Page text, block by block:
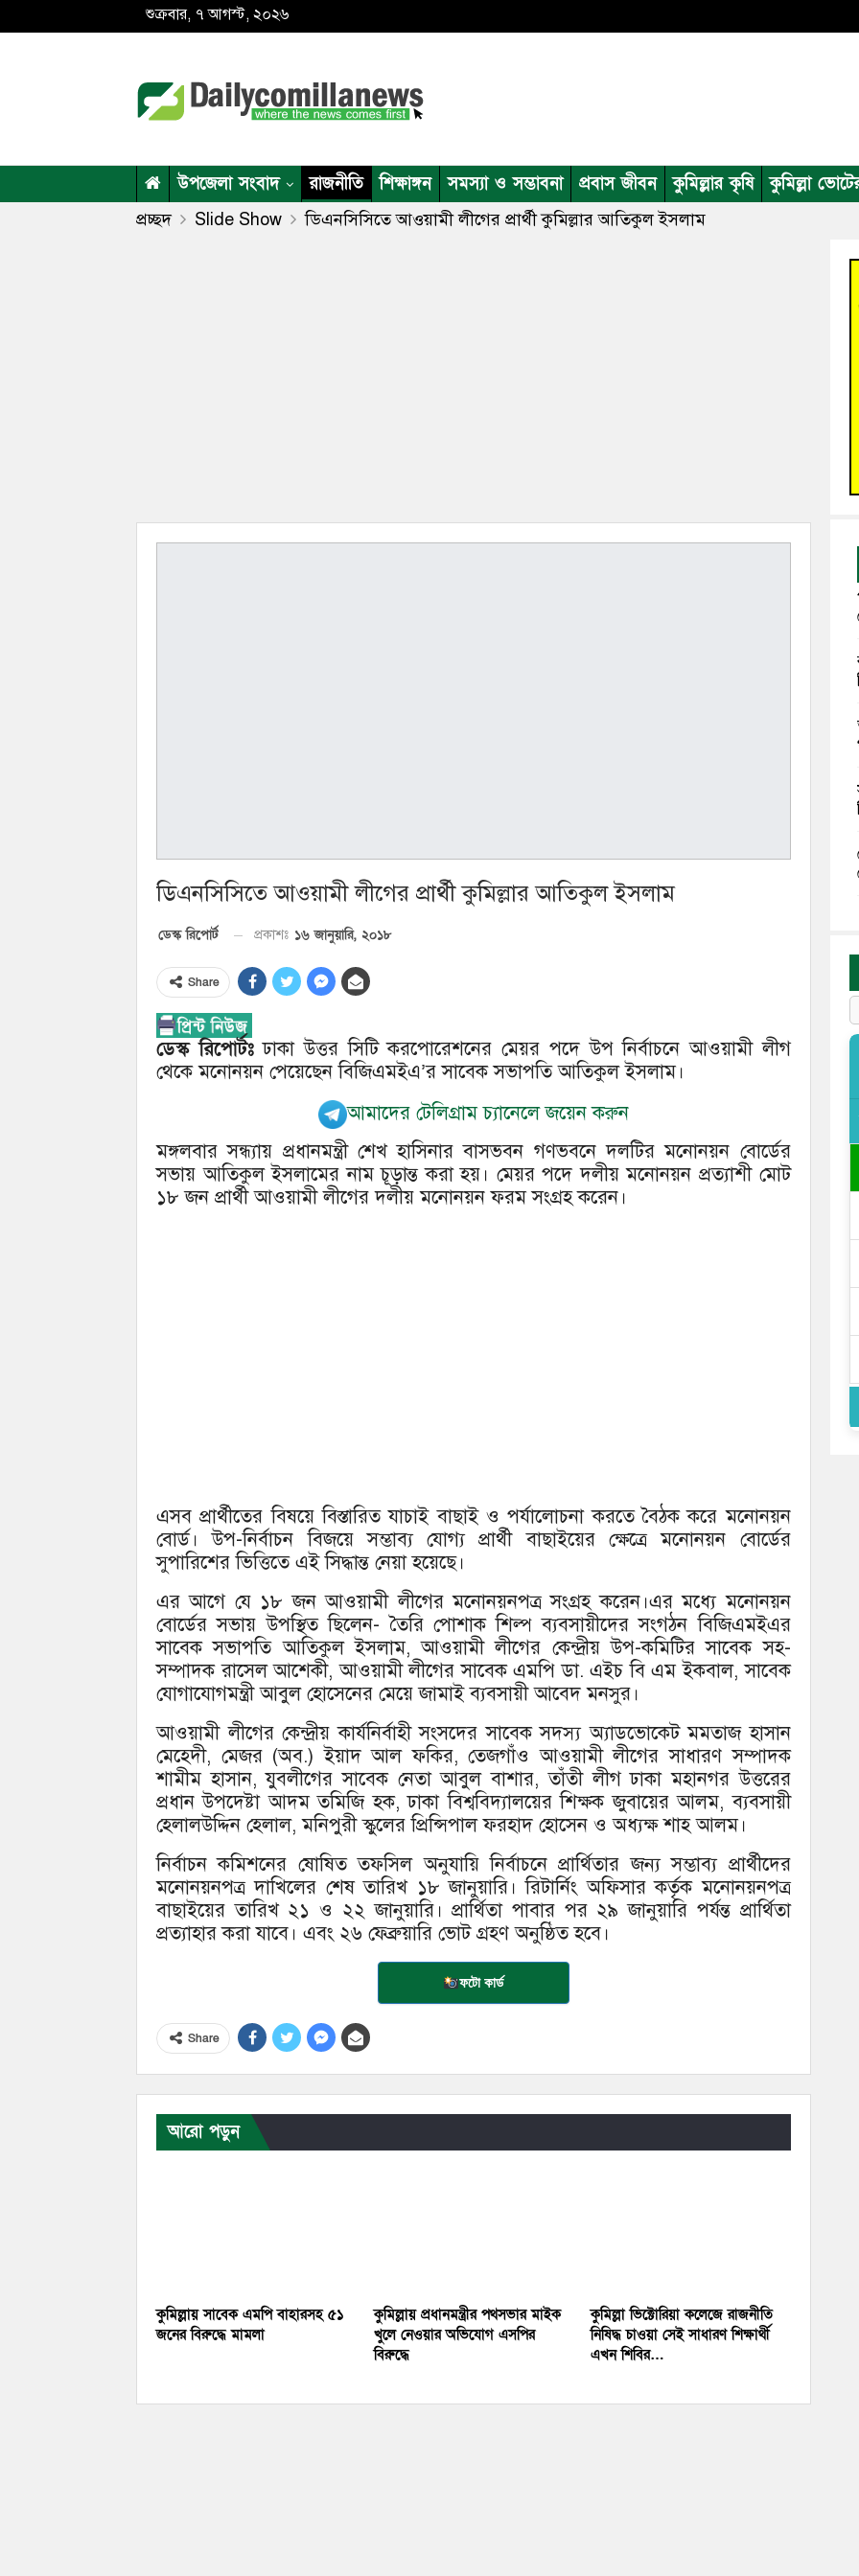
শুক্রবার, ৭ আগস্ট, ২০২৬
উপজেলা সংবাদ রাজনীতি শিক্ষাঙ্গন সমস্যা ও সম্ভাবনা প্রবাস জীবন কুমিল্লার কৃষি কুমিল্লা
প্রচ্ছদ Slide Show ডিএনসিসিতে আওয়ামী লীগের প্রার্থী কুমিল্লার আতিকুল ইসলাম
ডিএনসিসিতে আওয়ামী লীগের প্রার্থী কুমিল্লার আতিকুল ইসলাম
ডেস্ক রিপোর্ট প্রকাশঃ ১৬ জানুয়ারি, ২০১৮
Share
ডেস্ক রিপোর্টঃঢাকা উত্তর সিটি করপোরেশনের মেয়র পদে উপ নির্বাচনে আওয়ামী লীগ
থেকে মনোনয়ন পেয়েছেন বিজিএমইএ’র সাবেক সভাপতি আতিকুল ইসলাম।
আমাদের টেলিগ্রাম চ্যানেলে জয়েন করুন
মঙ্গলবার সন্ধ্যায় প্রধানমন্ত্রী শেখ হাসিনার বাসভবন গণভবনে দলটির মনোনয়ন বোর্ডের
সভায় আতিকুল ইসলামের নাম চূড়ান্ত করা হয়। মেয়র পদে দলীয় মনোনয়ন প্রত্যাশী মোট
১৮ জন প্রার্থী আওয়ামী লীগের দলীয় মনোনয়ন ফরম সংগ্রহ করেন।
এসব প্রার্থীতের বিষয়ে বিস্তারিত যাচাই বাছাই ও পর্যালোচনা করতে বৈঠক করে মনোনয়ন
বোর্ড। উপ-নির্বাচন বিজয়ে সম্ভাব্য যোগ্য প্রার্থী বাছাইয়ের ক্ষেত্রে মনোনয়ন বোর্ডের
সুপারিশের ভিত্তিতে এই সিদ্ধান্ত নেয়া হয়েছে।
এর আগে যে ১৮ জন আওয়ামী লীগের মনোনয়নপত্র সংগ্রহ করেন।এর মধ্যে মনোনয়ন
বোর্ডের সভায় উপস্থিত ছিলেন- তৈরি পোশাক শিল্প ব্যবসায়ীদের সংগঠন বিজিএমইএর
সাবেক সভাপতি আতিকুল ইসলাম, আওয়ামী লীগের কেন্দ্রীয় উপ-কমিটির সাবেক সহ-
সম্পাদক রাসেল আশেকী, আওয়ামী লীগের সাবেক এমপি ডা. এইচ বি এম ইকবাল, সাবেক
যোগাযোগমন্ত্রী আবুল হোসেনের মেয়ে জামাই ব্যবসায়ী আবেদ মনসুর।
আওয়ামী লীগের কেন্দ্রীয় কার্যনির্বাহী সংসদের সাবেক সদস্য অ্যাডভোকেট মমতাজ হাসান
মেহেদী, মেজর (অব.) ইয়াদ আল ফকির, তেজগাঁও আওয়ামী লীগের সাধারণ সম্পাদক
শামীম হাসান, যুবলীগের সাবেক নেতা আবুল বাশার, তাঁতী লীগ ঢাকা মহানগর উত্তরের
প্রধান উপদেষ্টা আদম তমিজি হক, ঢাকা বিশ্ববিদ্যালয়ের শিক্ষক জুবায়ের আলম, ব্যবসায়ী
হেলালউদ্দিন হেলাল, মনিপুরী স্কুলের প্রিন্সিপাল ফরহাদ হোসেন ও অধ্যক্ষ শাহ আলম।
নির্বাচন কমিশনের ষোষিত তফসিল অনুযায়ি নির্বাচনে প্রার্থিতার জন্য সম্ভাব্য প্রার্থীদের
মনোনয়নপত্র দাখিলের শেষ তারিখ ১৮ জানুয়ারি। রিটার্নিং অফিসার কর্তৃক মনোনয়নপত্র
বাছাইয়ের তারিখ ২১ ও ২২ জানুয়ারি। প্রার্থিতা পাবার পর ২৯ জানুয়ারি পর্যন্ত প্রার্থিতা
প্রত্যাহার করা যাবে। এবং ২৬ ফেব্রুয়ারি ভোট গ্রহণ অনুষ্ঠিত হবে।
ফটো কার্ড
Share
আরো পড়ুন
কুমিল্লায় সাবেক এমপি বাহারসহ ৫১
জনের বিরুদ্ধে মামলা
কুমিল্লায় প্রধানমন্ত্রীর পথসভার মাইক
খুলে নেওয়ার অভিযোগ এসপির
বিরুদ্ধে
কুমিল্লা ভিক্টোরিয়া কলেজে রাজনীতি
নিষিদ্ধ চাওয়া সেই সাধারণ শিক্ষার্থী
এখন শিবির…